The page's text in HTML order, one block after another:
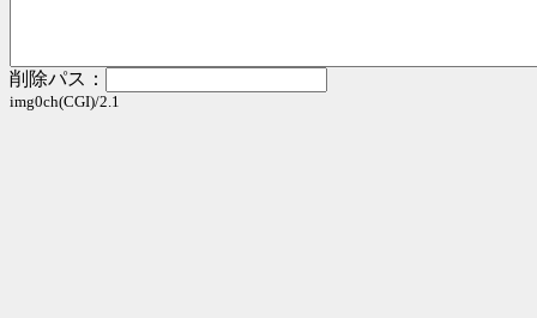
削除パス：
img0ch(CGI)/2.1